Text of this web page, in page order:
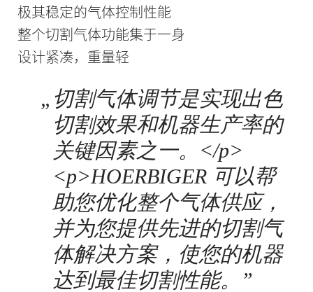
极其稳定的气体控制性能
整个切割气体功能集于一身
设计紧凑，重量轻
切割气体调节是实现出色
切割效果和机器生产率的
关键因素之一。</p>
<p>HOERBIGER 可以帮
助您优化整个气体供应，
并为您提供先进的切割气
体解决方案，使您的机器
达到最佳切割性能。
„